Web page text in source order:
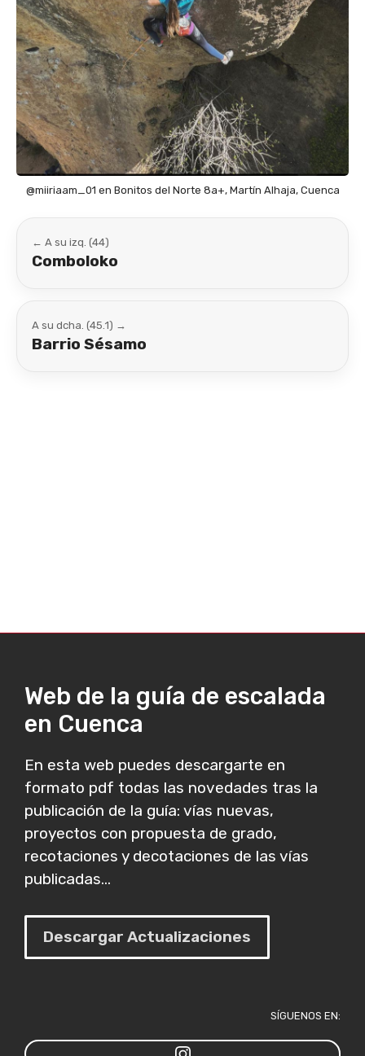
@miiriaam_01 en Bonitos del Norte 8a+, Martín Alhaja, Cuenca
← A su izq. (44)
Comboloko
A su dcha. (45.1) →
Barrio Sésamo
Web de la guía de escalada
en Cuenca
En esta web puedes descargarte en
formato pdf todas las novedades tras la
publicación de la guía: vías nuevas,
proyectos con propuesta de grado,
recotaciones y decotaciones de las vías
publicadas...
Descargar Actualizaciones
SÍGUENOS EN: